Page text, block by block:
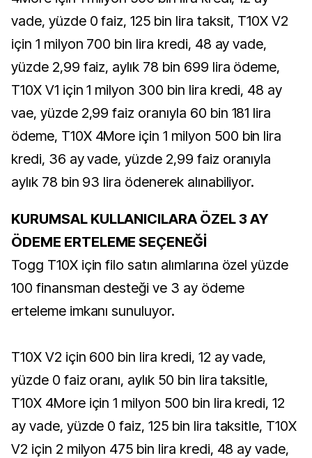
vade, yüzde 0 faiz, 125 bin lira taksit, T10X V2
için 1 milyon 700 bin lira kredi, 48 ay vade,
yüzde 2,99 faiz, aylık 78 bin 699 lira ödeme,
T10X V1 için 1 milyon 300 bin lira kredi, 48 ay
vae, yüzde 2,99 faiz oranıyla 60 bin 181 lira
ödeme, T10X 4More için 1 milyon 500 bin lira
kredi, 36 ay vade, yüzde 2,99 faiz oranıyla
aylık 78 bin 93 lira ödenerek alınabiliyor.
KURUMSAL KULLANICILARA ÖZEL 3 AY
ÖDEME ERTELEME SEÇENEĞİ
Togg T10X için filo satın alımlarına özel yüzde
100 finansman desteği ve 3 ay ödeme
erteleme imkanı sunuluyor.
T10X V2 için 600 bin lira kredi, 12 ay vade,
yüzde 0 faiz oranı, aylık 50 bin lira taksitle,
T10X 4More için 1 milyon 500 bin lira kredi, 12
ay vade, yüzde 0 faiz, 125 bin lira taksitle, T10X
V2 için 2 milyon 475 bin lira kredi, 48 ay vade,